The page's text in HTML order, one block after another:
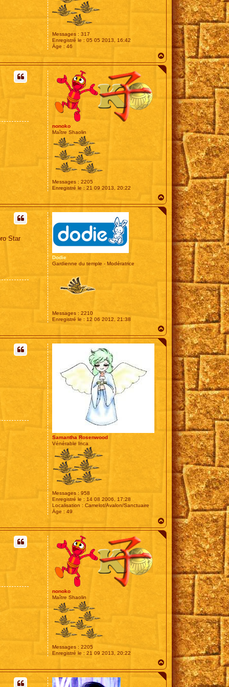
Messages : 317
Enregistré le : 05 05 2013, 16:42
Âge : 46
a
u
nonoko
Maître Shaolin
Messages : 2205
Enregistré le : 21 09 2013, 20:22
a
u
Dodie
Gardienne du temple - Modératrice
Messages : 2210
Enregistré le : 12 06 2012, 21:38
Star
a
u
Samantha Rosenwood
Vénérable Inca
Messages : 958
Enregistré le : 14 08 2006, 17:28
Localisation : Camelot/Avalon/Sanctuaire
Âge : 49
a
u
nonoko
Maître Shaolin
Messages : 2205
Enregistré le : 21 09 2013, 20:22
a
u